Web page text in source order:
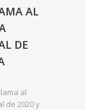
AL
DE
al
de 2020 y